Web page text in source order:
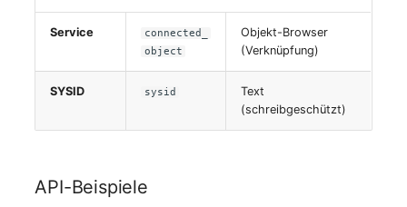
Wireless Access Point
Service
connected_
object
Objekt-Browser
(Verknüpfung)
SYSID sysid
Text
(schreibgeschützt)
API-Beispiele